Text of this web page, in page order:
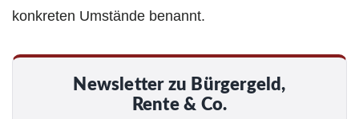
konkreten Umstände benannt.
Newsletter zu Bürgergeld,
Rente & Co.